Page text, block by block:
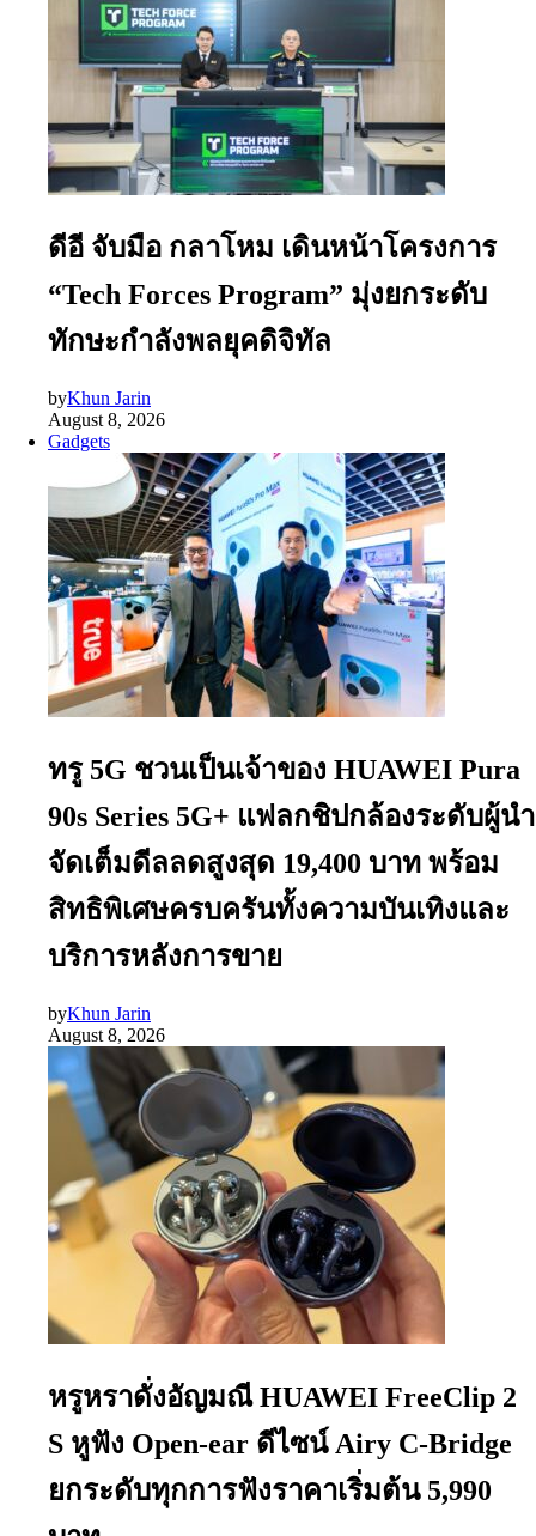
ดีอี จับมือ กลาโหม เดินหน้าโครงการ
“Tech Forces Program” มุ่งยกระดับ
ทักษะกำลังพลยุคดิจิทัล
byKhun Jarin
August 8, 2026
Gadgets
ทรู 5G ชวนเป็นเจ้าของ HUAWEI Pura
90s Series 5G+ แฟลกชิปกล้องระดับผู้นำ
จัดเต็มดีลลดสูงสุด 19,400 บาท พร้อม
สิทธิพิเศษครบครันทั้งความบันเทิงและ
บริการหลังการขาย
byKhun Jarin
August 8, 2026
หรูหราดั่งอัญมณี HUAWEI FreeClip 2
S หูฟัง Open-ear ดีไซน์ Airy C-Bridge
ยกระดับทุกการฟังราคาเริ่มต้น 5,990